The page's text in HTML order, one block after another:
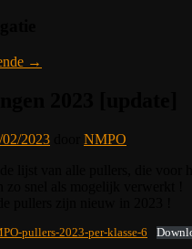
→
02/2023
NMPO
pullers-2023-per-klasse-6